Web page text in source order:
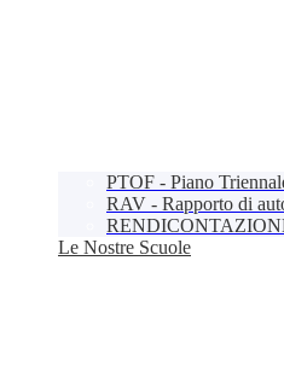
PTOF - Piano
RAV - Rapporto di
Le Nostre Scuole